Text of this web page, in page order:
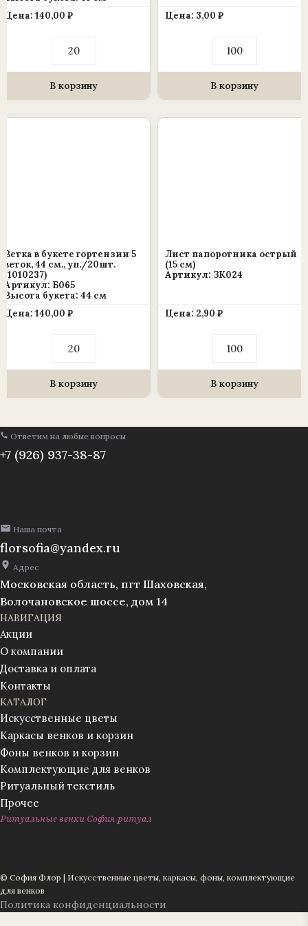
Цена: 140,00 ₽
товара
в
букете
7
В корзину
Цена: 3,00 ₽
товара
-
лист
венка
В корзину
Ветка в букете гортензии 5
веток, 44 см., уп./20шт.
(1010237)
Артикул: Б065
Высота букета: 44 см
Цена: 140,00 ₽
товара
в
букете
44
см.,
уп./20шт.
(1010237)
В корзину
Лист папоротника острый
(15 см)
Артикул: ЗК024
Цена: 2,90 ₽
товара
папоротника
острый
В корзину
Ответим на любые вопросы
+7 (926) 937-38-87
Наша почта
florsofia@yandex.ru
Адрес
Московская область, пгт Шаховская,
Волочановское шоссе, дом 14
НАВИГАЦИЯ
Акции
О компании
Доставка и оплата
Контакты
КАТАЛОГ
Искусственные цветы
Каркасы венков и корзин
Фоны венков и корзин
Комплектующие для венков
Ритуальный текстиль
Прочее
Ритуальные венки София ритуал
© София Флор | Искусственные цветы, каркасы, фоны, комплектующие
для венков
Политика конфиденциальности